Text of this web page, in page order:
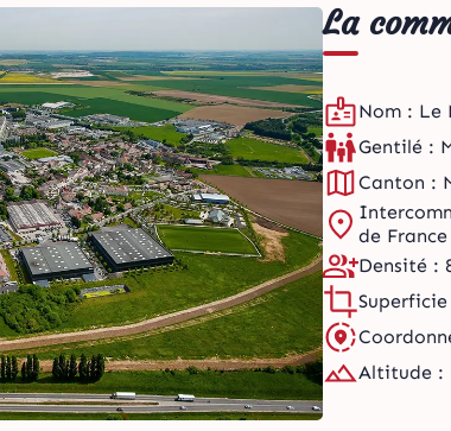
La
Nom : Le
Gentilé :
Canton :
de France
Densité :
Altitude :